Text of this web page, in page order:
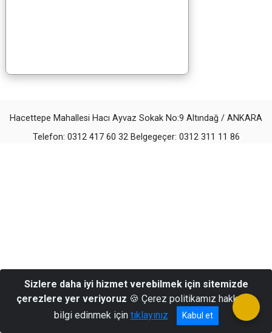
Hacettepe Mahallesi Hacı Ayvaz Sokak No:9 Altındağ / ANKARA
Telefon: 0312 417 60 32 Belgegeçer: 0312 311 11 86
Sizlere daha iyi hizmet verebilmek için sitemizde
çerezlere yer veriyoruz 🍪 Çerez politikamız hakkında
bilgi edinmek için tıklayınız Kabul et